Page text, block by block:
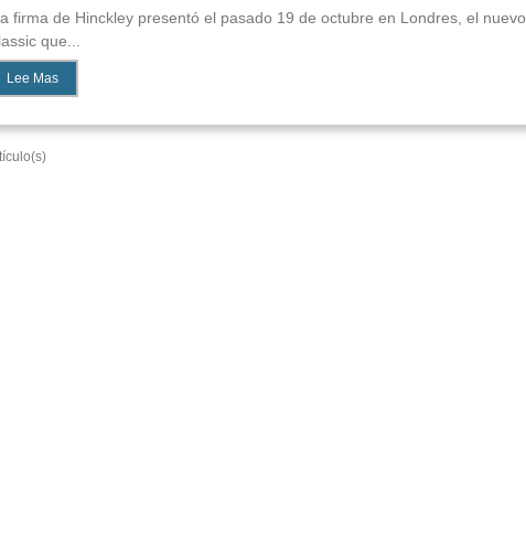
firma de Hinckley presentó el pasado 19 de octubre en Londres, el
que...
Lee Mas